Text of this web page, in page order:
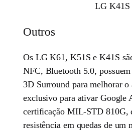
LG K41S
Outros
Os LG K61, K51S e K41S
NFC, Bluetooth 5.0,
3D Surround para melhorar o
exclusivo para ativar Google
certificação MIL-STD 810G,
resistência em quedas de um